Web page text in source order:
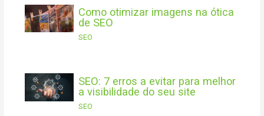
Como otimizar imagens na ótica
de SEO
SEO
SEO: 7 erros a evitar para melhor
a visibilidade do seu site
SEO